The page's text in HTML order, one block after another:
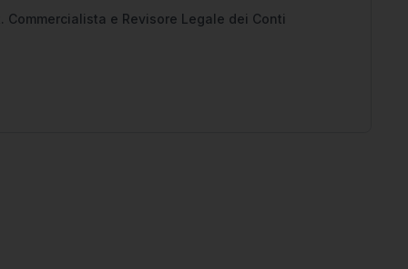
Commercialista e Revisore Legale dei Conti